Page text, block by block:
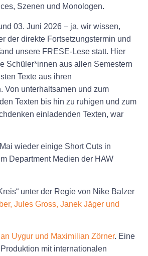
Szenen und Monologen.
03. Juni 2026 – ja, wir wissen,
der direkte Fortsetzungstermin und
unsere FRESE-Lese statt. Hier
Schüler*innen aus allen Semestern
Texte aus ihren
Von unterhaltsamen und zum
Texten bis hin zu ruhigen und zum
einladenden Texten, war
wieder einige Short Cuts in
Department Medien der HAW
unter der Regie von Nike Balzer
Jules Gross, Janek Jäger und
Uygur und Maximilian Zörner. Eine
mit internationalen